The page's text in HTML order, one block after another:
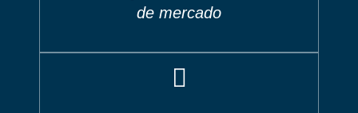
de mercado